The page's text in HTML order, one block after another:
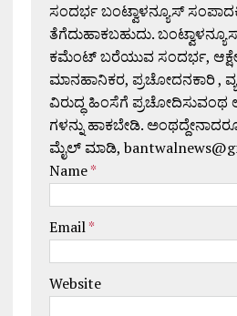
ಸಂದರ್ಭ ಬಂಟ್ವಾಳನ್ಯೂಸ್
ತೆಗೆದುಹಾಕಬಹುದು.
ಕಮೆಂಟ್ ಬರೆಯುವ ಸಂದರ್ಭ,
ಮಾನಹಾನಿಕರ, ಪ್ರಚೋದನಕಾರಿ ,
ವಿರುದ್ಧ ಹಿಂಸೆಗೆ
ಗಳನ್ನು ಹಾಕಬೇಡಿ.
ಮೈಲ್ ಮಾಡಿ,
Name*
Email*
Website